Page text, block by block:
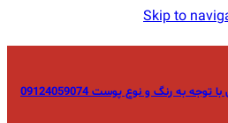
Skip to
به رنگ و نوع پوست 09124059074